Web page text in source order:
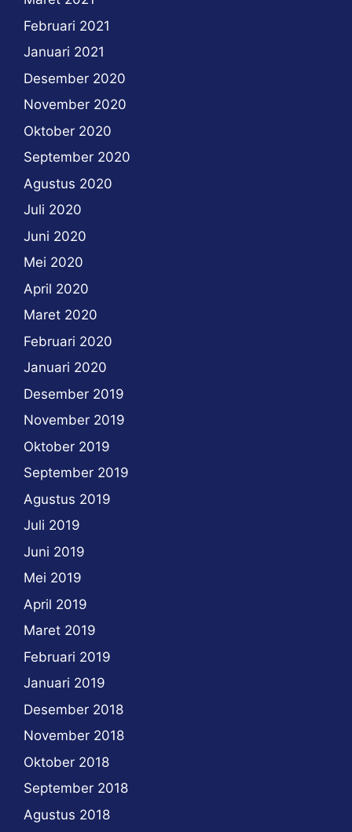
Februari 2021
Januari 2021
Desember 2020
November 2020
Oktober 2020
September 2020
Agustus 2020
Juli 2020
Juni 2020
Mei 2020
April 2020
Maret 2020
Februari 2020
Januari 2020
Desember 2019
November 2019
Oktober 2019
September 2019
Agustus 2019
Juli 2019
Juni 2019
Mei 2019
April 2019
Maret 2019
Februari 2019
Januari 2019
Desember 2018
November 2018
Oktober 2018
September 2018
Agustus 2018